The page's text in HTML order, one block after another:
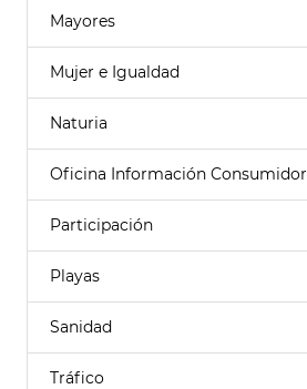
Mayores
Mujer e Igualdad
Naturia
Oficina Información Consumidor
Participación
Playas
Sanidad
Tráfico